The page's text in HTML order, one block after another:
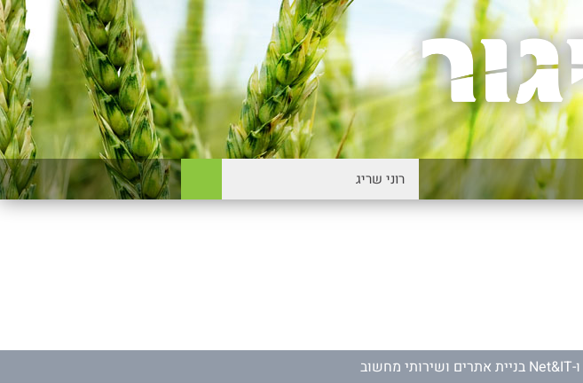
ו-Net&IT בניית אתרים ושירותי מחשוב